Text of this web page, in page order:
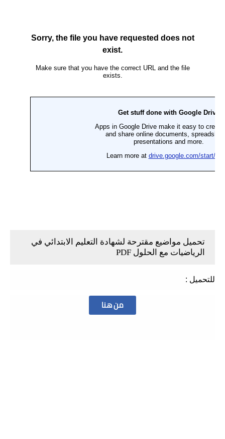
تحميل مواضيع مقترحة لشهادة التعليم الابتدائي في
الرياضيات مع الحلول PDF
للتحميل :
من هنا